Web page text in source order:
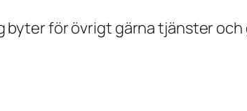
byter för övrigt gärna tjänster